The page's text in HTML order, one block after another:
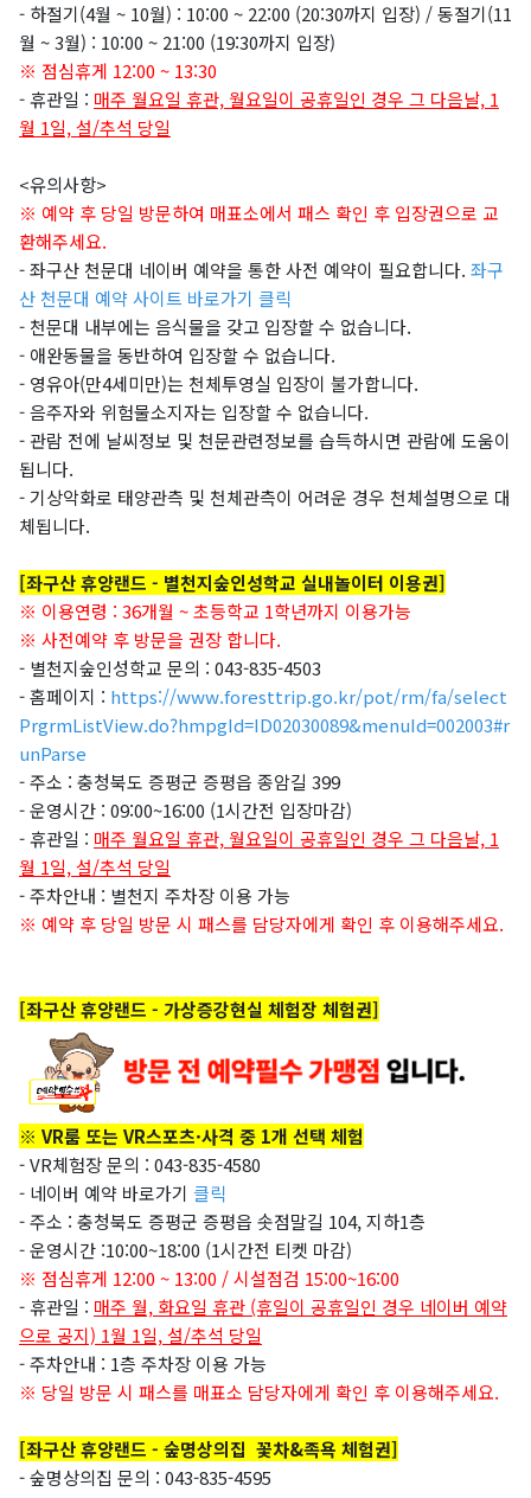
- 하절기(4월 ~ 10월) : 10:00 ~ 22:00 (20:30까지 입장) /동절기(11
월 ~ 3월) : 10:00 ~ 21:00 (19:30까지 입장)
※ 점심휴게 12:00 ~ 13:30
- 휴관일 : 매주 월요일 휴관, 월요일이 공휴일인 경우 그 다음날, 1
월 1일, 설/추석 당일
<유의사항>
※ 예약 후 당일 방문하여 매표소에서 패스 확인 후 입장권으로 교
환해주세요.
- 좌구산 천문대 네이버 예약을 통한 사전 예약이 필요합니다. 좌구
산 천문대 예약 사이트 바로가기 클릭
- 천문대 내부에는 음식물을 갖고 입장할 수 없습니다.
- 애완동물을 동반하여 입장할 수 없습니다.
- 영유아(만4세미만)는 천체투영실 입장이 불가합니다.
- 음주자와 위험물소지자는 입장할 수 없습니다.
- 관람 전에 날씨정보 및 천문관련정보를 습득하시면 관람에 도움이
됩니다.
- 기상악화로 태양관측 및 천체관측이 어려운 경우 천체설명으로 대
체됩니다.
[좌구산 휴양랜드 - 별천지숲인성학교 실내놀이터 이용권]
※ 이용연령 : 36개월 ~ 초등학교 1학년까지 이용가능
※ 사전예약 후 방문을 권장 합니다.
- 별천지숲인성학교 문의 : 043-835-4503
- 홈페이지 : https://www.foresttrip.go.kr/pot/rm/fa/select
PrgrmListView.do?hmpgId=ID02030089&menuId=002003#r
unParse
- 주소 : 충청북도 증평군 증평읍 종암길 399
- 운영시간 : 09:00~16:00 (1시간전 입장마감)
- 휴관일 : 매주 월요일 휴관, 월요일이 공휴일인 경우 그 다음날, 1
월 1일, 설/추석 당일
- 주차안내 : 별천지 주차장 이용 가능
※ 예약 후 당일 방문 시 패스를 담당자에게 확인 후 이용해주세요.
[좌구산 휴양랜드 - 가상증강현실 체험장 체험권]
※ VR룸 또는 VR스포츠·사격 중 1개 선택 체험
- VR체험장 문의 : 043-835-4580
- 네이버 예약 바로가기 클릭
- 주소 : 충청북도 증평군 증평읍 솟점말길 104, 지하1층
- 운영시간 :10:00~18:00 (1시간전 티켓 마감)
※ 점심휴게 12:00 ~ 13:00 / 시설점검 15:00~16:00
- 휴관일 : 매주 월, 화요일 휴관 (휴일이 공휴일인 경우 네이버 예약
으로 공지) 1월 1일, 설/추석 당일
- 주차안내 : 1층 주차장 이용 가능
※ 당일 방문 시 패스를 매표소 담당자에게 확인 후 이용해주세요.
[좌구산 휴양랜드 - 숲명상의집 꽃차&족욕 체험권]
- 숲명상의집 문의 : 043-835-4595